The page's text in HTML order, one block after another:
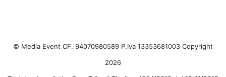
© Media Event CF. 94070980589 P.Iva 13353681003 Copyright
2026